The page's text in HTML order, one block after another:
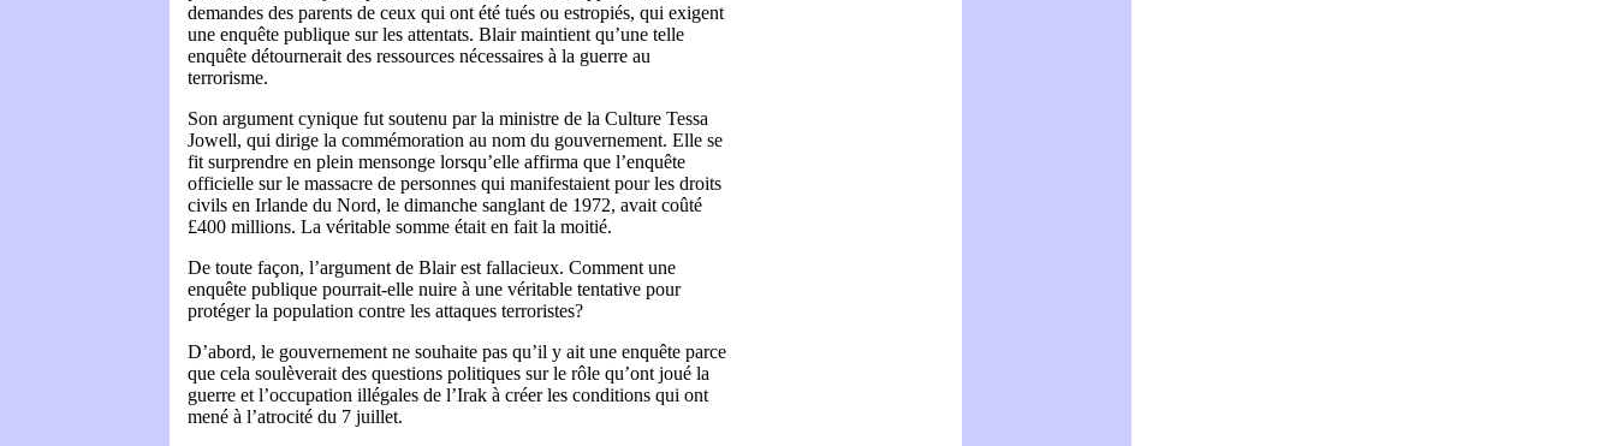
demandes des parents de ceux qui ont été tués ou estropiés, qui exigent
une enquête publique sur les attentats. Blair maintient qu’une telle
enquête détournerait des ressources nécessaires à la guerre au
terrorisme.
Son argument cynique fut soutenu par la ministre de la Culture Tessa
Jowell, qui dirige la commémoration au nom du gouvernement. Elle se
fit surprendre en plein mensonge lorsqu’elle affirma que l’enquête
officielle sur le massacre de personnes qui manifestaient pour les droits
civils en Irlande du Nord, le dimanche sanglant de 1972, avait coûté
£400 millions. La véritable somme était en fait la moitié.
De toute façon, l’argument de Blair est fallacieux. Comment une
enquête publique pourrait-elle nuire à une véritable tentative pour
protéger la population contre les attaques terroristes?
D’abord, le gouvernement ne souhaite pas qu’il y ait une enquête parce
que cela soulèverait des questions politiques sur le rôle qu’ont joué la
guerre et l’occupation illégales de l’Irak à créer les conditions qui ont
mené à l’atrocité du 7 juillet.